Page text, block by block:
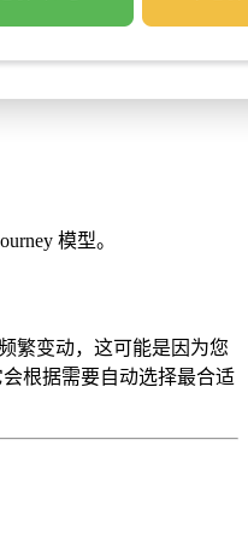
模型。
繁变动，这可能是因为您
根据需要自动选择最合适